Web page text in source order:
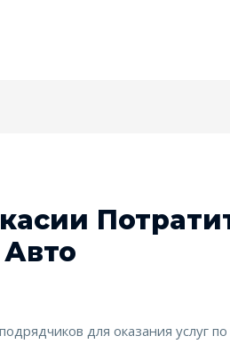
для оказания услуг